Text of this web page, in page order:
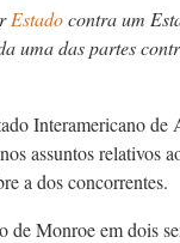
Estadocontra um
uma das partes
Interamericano de
assuntos relativos
a dos concorrentes.
Monroe em dois